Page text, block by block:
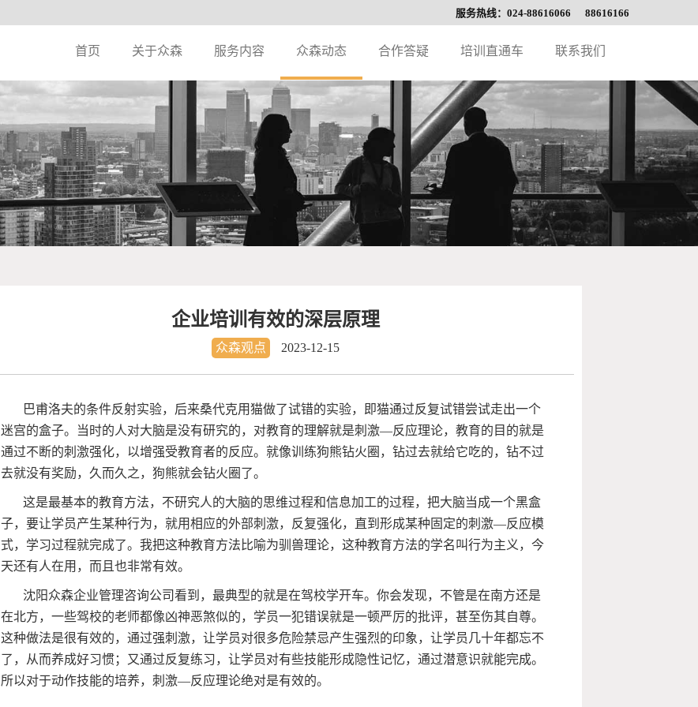
服务热线：024-88616066 88616166
首页 关于众森 服务内容 众森动态 合作答疑 培训直通车 联系我们
企业培训有效的深层原理
众森观点 2023-12-15
巴甫洛夫的条件反射实验，后来桑代克用猫做了试错的实验，即猫通过反复试错尝试走出一个
迷宫的盒子。当时的人对大脑是没有研究的，对教育的理解就是刺激—反应理论，教育的目的就是
通过不断的刺激强化，以增强受教育者的反应。就像训练狗熊钻火圈，钻过去就给它吃的，钻不过
去就没有奖励，久而久之，狗熊就会钻火圈了。
这是最基本的教育方法，不研究人的大脑的思维过程和信息加工的过程，把大脑当成一个黑盒
子，要让学员产生某种行为，就用相应的外部刺激，反复强化，直到形成某种固定的刺激—反应模
式，学习过程就完成了。我把这种教育方法比喻为驯兽理论，这种教育方法的学名叫行为主义，今
天还有人在用，而且也非常有效。
沈阳众森企业管理咨询公司看到，最典型的就是在驾校学开车。你会发现，不管是在南方还是
在北方，一些驾校的老师都像凶神恶煞似的，学员一犯错误就是一顿严厉的批评，甚至伤其自尊。
这种做法是很有效的，通过强刺激，让学员对很多危险禁忌产生强烈的印象，让学员几十年都忘不
了，从而养成好习惯；又通过反复练习，让学员对有些技能形成隐性记忆，通过潜意识就能完成。
所以对于动作技能的培养，刺激—反应理论绝对是有效的。